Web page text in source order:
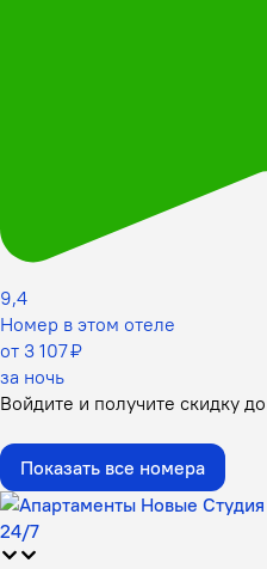
9,4
Номер в этом отеле
от 3 107 ₽
за ночь
Войдите и получите скидку до
Показать все номера